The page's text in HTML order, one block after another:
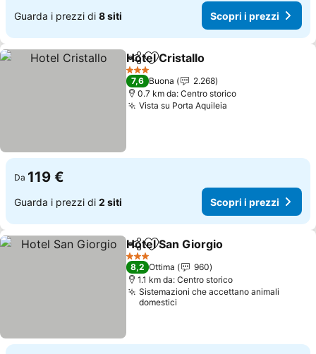
Guarda i prezzi di 8 siti Scopri i prezzi
CondividiAggiungi ai preferiti
Hotel Cristallo
3 Stelle
7,6 Buona
2.268
0.7 km da: Centro storico
Vista su Porta Aquileia
Da 119 €
Guarda i prezzi di 2 siti Scopri i prezzi
CondividiAggiungi ai preferiti
Hotel San Giorgio
3 Stelle
8,2 Ottima
960
1.1 km da: Centro storico
Sistemazioni che accettano animali
domestici